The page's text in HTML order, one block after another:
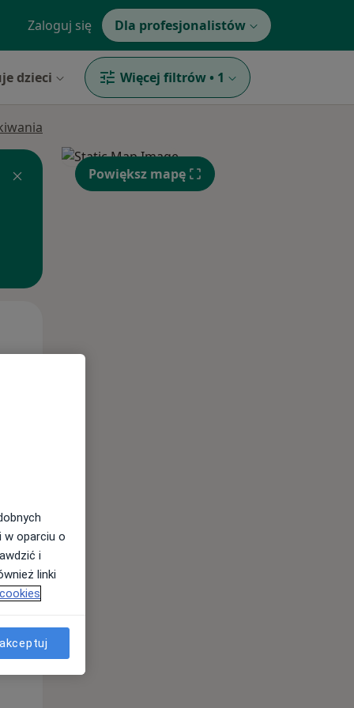
Zaloguj się Dla profesjonalistów
dzieci Więcej filtrów • 1
Pon,
Powiększ mapę
w oparciu o
i
linki